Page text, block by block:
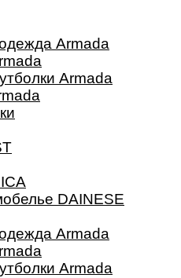
Armada
Armada
DAINESE
Armada
Armada